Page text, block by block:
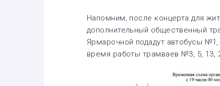
Напомним, после концерта для
дополнительный общественный
Ярмарочной подадут автобусы №1,
время работы трамваев №3, 5, 13,